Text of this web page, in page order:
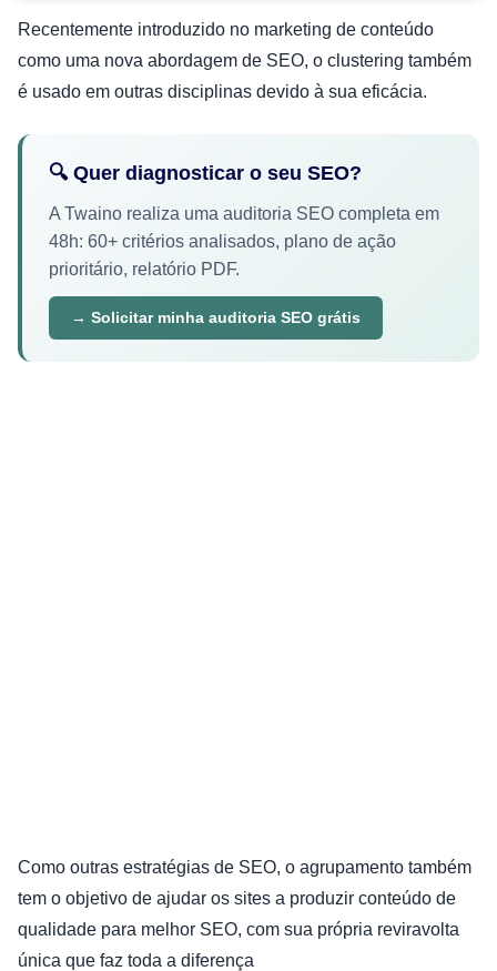
Recentemente introduzido no marketing de conteúdo
como uma nova abordagem de SEO, o clustering também
é usado em outras disciplinas devido à sua eficácia.
🔍 Quer diagnosticar o seu SEO?
A Twaino realiza uma auditoria SEO completa em
48h: 60+ critérios analisados, plano de ação
prioritário, relatório PDF.
→ Solicitar minha auditoria SEO grátis
Como outras estratégias de SEO, o agrupamento também
tem o objetivo de ajudar os sites a produzir conteúdo de
qualidade para melhor SEO, com sua própria reviravolta
única que faz toda a diferença